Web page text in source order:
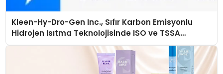
Kleen-Hy-Dro-Gen Inc., Sıfır Karbon Emisyonlu
Hidrojen Isıtma Teknolojisinde ISO ve TSSA
Düzenleyici Onaylarını Aldı